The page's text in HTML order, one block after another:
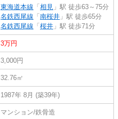
東海道本線 「 相見 」駅 徒歩63～75分
名鉄西尾線 「 南桜井 」駅 徒歩65分
名鉄西尾線 「 桜井 」駅 徒歩71分
3万円
3,000円
32.76㎡
1987年 8月 (築39年)
マンション/鉄骨造